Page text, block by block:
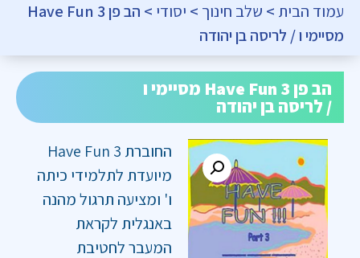
עמוד הבית > שלב חינוך > יסודי
> הב פן Have Fun 3
מסיימי ו / לריסה בן יהודה
הב פן Have Fun 3 מסיימי ו
/ לריסה בן יהודה
החוברת Have Fun 3
מיועדת לתלמידי כיתה
ו' ומציעה תרגול מהנה
באנגלית לקראת
המעבר לחטיבת